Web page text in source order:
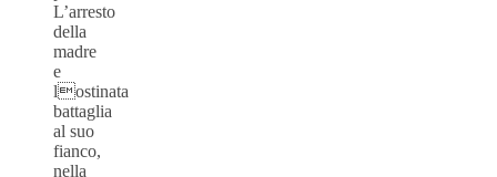
L’arresto
della
madre
e
lostinata
battaglia
al suo
fianco,
nella